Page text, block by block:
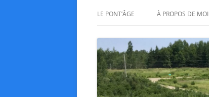
LE PONT’ÂGE À PROPOS DE MOI